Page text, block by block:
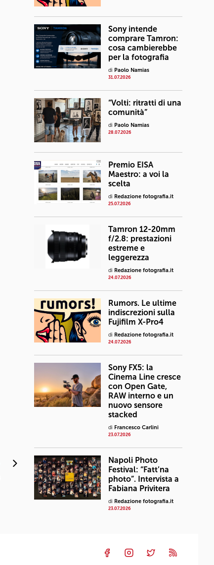
Sony intende
comprare Tamron:
cosa cambierebbe
per la fotografia
di Paolo Namias
31.07.2026
“Volti: ritratti di una
comunità”
di Paolo Namias
28.07.2026
Premio EISA
Maestro: a voi la
scelta
di Redazione fotografia.it
25.07.2026
Tamron 12-20mm
f/2.8: prestazioni
estreme e
leggerezza
di Redazione fotografia.it
24.07.2026
Rumors. Le ultime
indiscrezioni sulla
Fujifilm X-Pro4
di Redazione fotografia.it
24.07.2026
Sony FX5: la
Cinema Line cresce
con Open Gate,
RAW interno e un
nuovo sensore
stacked
di Francesco Carlini
23.07.2026
Napoli Photo
Festival: “Fatt’na
photo”. Intervista a
Fabiana Privitera
di Redazione fotografia.it
23.07.2026